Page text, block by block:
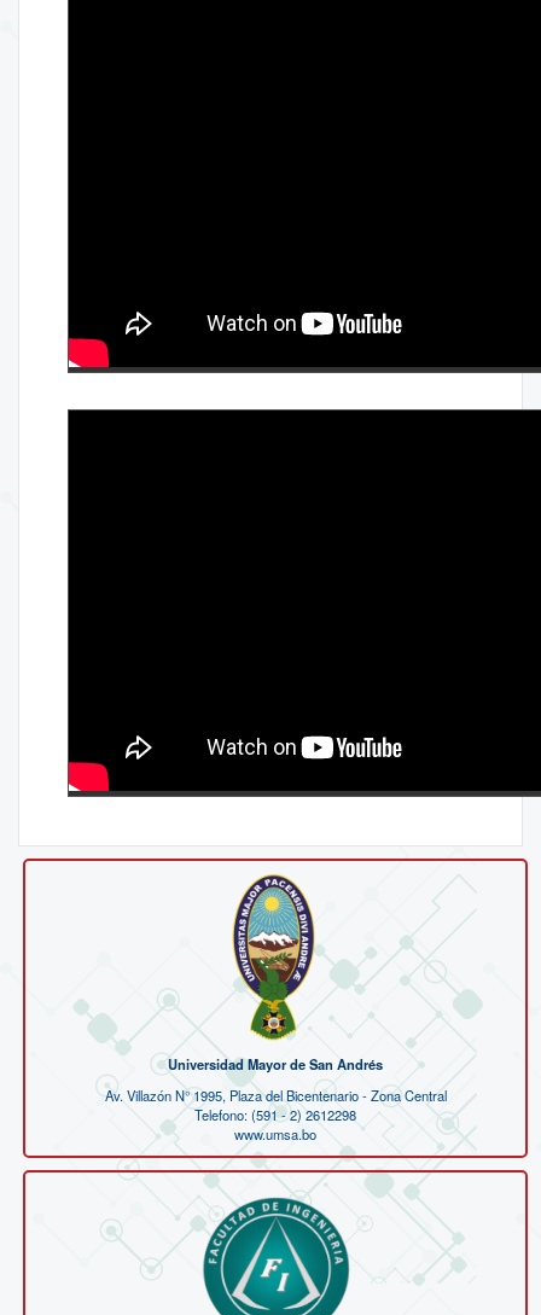
Universidad Mayor de San Andrés
Av. Villazón N° 1995, Plaza del Bicentenario - Zona Central
Telefono: (591 - 2) 2612298
www.umsa.bo